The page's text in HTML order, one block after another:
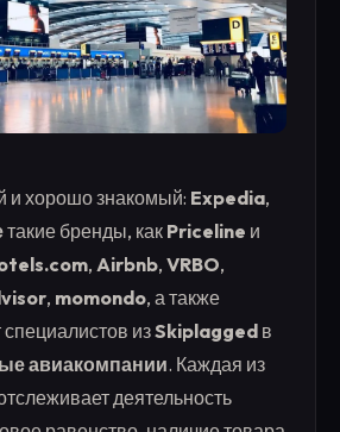
и хорошо знакомый: Expedia,
такие бренды, как Priceline и
, Airbnb, VRBO,
, momondo, а также
изSkiplagged в
авиакомпании. Каждая из
деятельность